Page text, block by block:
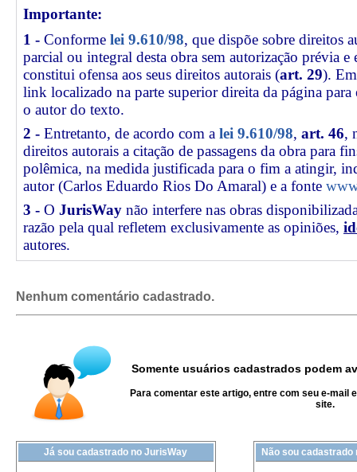
Importante:
1 - Conforme lei 9.610/98, que dispõe sobre direitos
parcial ou integral desta obra sem autorização prévia e
constitui ofensa aos seus direitos autorais (art. 29).
link localizado na parte superior direita da página
o autor do texto.
2 - Entretanto, de acordo com a lei 9.610/98, art. 46,
direitos autorais a citação de passagens da obra para
polêmica, na medida justificada para o fim a atingir,
autor (Carlos Eduardo Rios Do Amaral) e a fonte
3 - O JurisWay não interfere nas obras
razão pela qual refletem exclusivamente as opiniões,
autores.
Nenhum comentário cadastrado.
Somente usuários cadastrados podem
Para comentar este artigo, entre com seu e-mail
site.
Já sou cadastrado no JurisWay Não sou cadastrado